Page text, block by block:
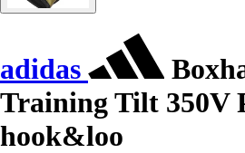
adidas
Training Tilt 350V
hook&loo